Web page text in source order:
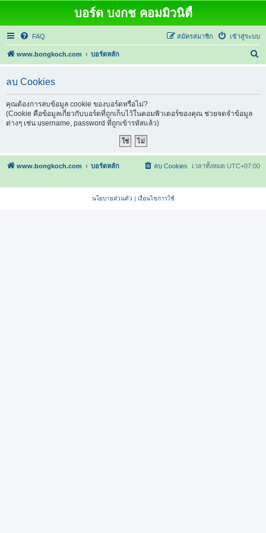
บอร์ด บงกช คอมมิวนิตี้
FAQ เข้าสู่ระบบ
สมัครสมาชิก
www.bongkoch.com บอร์ดหลัก
า
ลบ Cookies
คุณต้องการลบข้อมูล cookie ของบอร์ดหรือไม่?
(Cookie คือข้อมูลเกี่ยวกับบอร์ดที่ถูกเก็บไว้ในคอมพิวเตอร์ของคุณ ช่วยจดจำข้อมูล
ต่างๆ เช่น username, password ที่ถูกเข้ารหัสแล้ว)
www.bongkoch.com บอร์ดหลัก เวลาทั้งหมด UTC+07:00
ลบ Cookies
นโยบายส่วนตัว | เงื่อนไขการใช้